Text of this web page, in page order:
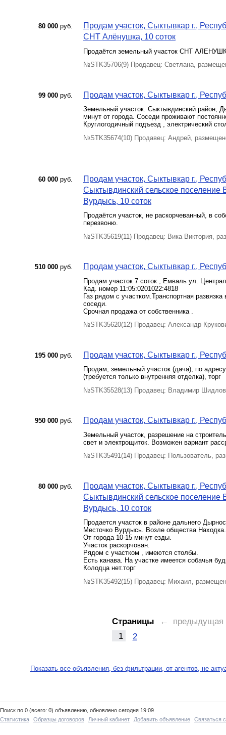
80 000 руб.
Продам участок, Сыктывкар г.,
СНТ Алёнушка, 10 соток
Продаётся земельный участок СНТ
№STK35706(9) Продавец: Светлана,
99 000 руб. Продам участок, Сыктывкар г.,
Земельный участок. Сыктывдинский район,
минут от города. Соседи проживают
Круглогодичный подъезд , электрический
№STK35674(10) Продавец: Андрей,
60 000 руб.
Продам участок, Сыктывкар г.,
Сыктывдинский сельское поселение
Вурдысь, 10 соток
Продаётся участок, не раскорчеванный, в
перезвоню.
№STK35619(11) Продавец: Вика Виктория,
510 000 руб. Продам участок, Сыктывкар г.,
Продам участок 7 соток , Емваль ул.
Кад. номер 11:05:0201022:4818
Газ рядом с участком.Транспортная
соседи.
Срочная продажа от собственника .
№STK35620(12) Продавец: Александр
195 000 руб. Продам участок, Сыктывкар г.,
Продам, земельный участок (дача), по
(требуется только внутренняя отделка), торг
№STK35528(13) Продавец: Владимир
950 000 руб. Продам участок, Сыктывкар г.,
Земельный участок, разрешение на
свет и электрощиток. Возможен вариант
№STK35491(14) Продавец: Пользователь,
80 000 руб.
Продам участок, Сыктывкар г.,
Сыктывдинский сельское поселение
Вурдысь, 10 соток
Продается участок в районе дальнего
Месточко Вурдысь. Возле общества Находка.
От города 10-15 минут езды.
Участок раскорчован.
Рядом с участком , имеются столбы.
Есть канава. На участке имеется собачья
Колодца нет.торг
№STK35492(15) Продавец: Михаил,
Страницы
← предыдущая
1
2
Показать все объявления, без фильтрации, от агентов, не
Поиск по 0 (всего: 0) объявлению, обновлено сегодня 19:09
Статистика
Образцы договоров Личный кабинет Добавить объявление Связаться